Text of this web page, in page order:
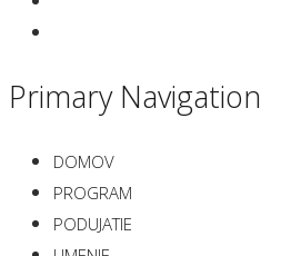
Primary Navigation
DOMOV
PROGRAM
PODUJATIE